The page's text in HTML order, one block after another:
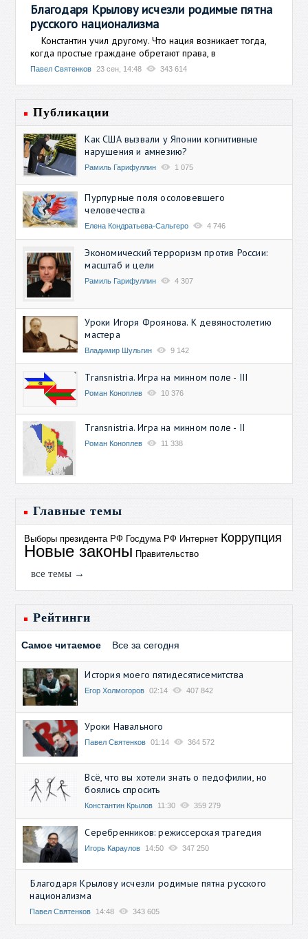
Благодаря Крылову исчезли родимые пятна
русского национализма
Константин учил другому. Что нация возникает тогда,
когда простые граждане обретают права, в
Павел Святенков 23 сен, 14:48 343 614
Публикации
Как США вызвали у Японии когнитивные
нарушения и амнезию?
Рамиль Гарифуллин 1 075
Пурпурные поля осоловевшего
человечества
Елена Кондратьева-Сальгеро 4 746
Экономический терроризм против России:
масштаб и цели
Рамиль Гарифуллин 4 307
Уроки Игоря Фроянова. К девяностолетию
мастера
Владимир Шульгин 9 142
Transnistria. Игра на минном поле - III
Роман Коноплев 10 376
Transnistria. Игра на минном поле - II
Роман Коноплев 11 338
Главные темы
Выборы президента РФ Госдума РФ Интернет Коррупция
Новые законы Правительство
все темы →
Рейтинги
Самое читаемое Все за сегодня
История моего пятидесятисемитства
Егор Холмогоров 02:14 407 842
Уроки Навального
Павел Святенков 01:14 364 572
Всё, что вы хотели знать о педофилии, но
боялись спросить
Константин Крылов 11:30 359 279
Серебренников: режиссерская трагедия
Игорь Караулов 14:50 347 250
Благодаря Крылову исчезли родимые пятна русского
национализма
Павел Святенков 14:48 343 605